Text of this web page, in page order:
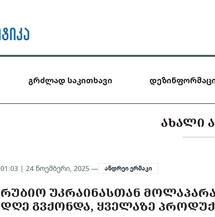
გრძლად საკითხავი
ᲐᲮᲐᲚᲘ
01:03 | 24 ნოემბერი, 2025 — ანდრეი ერმაკი
ᲠᲣᲑᲘᲝ ᲣᲙᲠᲐᲘᲜᲐᲡᲗᲐᲜ
ᲓᲦᲔ ᲒᲕᲥᲝᲜᲓᲐ, ᲧᲕᲔᲚᲐᲖᲔ